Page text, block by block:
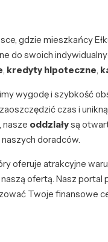
gdzie mieszkańcy
do swoich
, kredyty hipoteczne,
wygodę i szybkość
czas i
nasze oddziałysą
doradców.
oferuje atrakcyjne
ofertą. Nasz portal
Twoje finansowe